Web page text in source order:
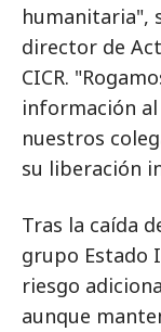
humanitaria",
director de
CICR.
información
nuestros
su liberación
Tras la caída
grupo Estado
riesgo
aunque